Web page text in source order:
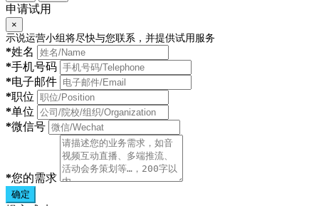
申请试用
×
示说运营小组将尽快与您联系，并提供试用服务
*姓名
*手机号码
*电子邮件
*职位
*单位
*微信号
*您的需求
确定